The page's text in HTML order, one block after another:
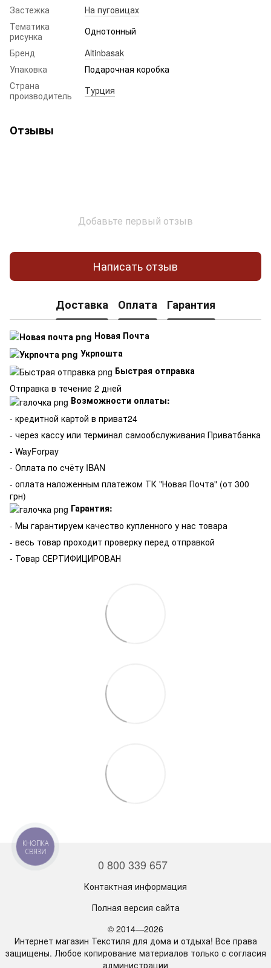
Застежка
На пуговицах
Тематика
рисунка
Однотонный
Бренд
Altinbasak
Упаковка
Подарочная коробка
Страна
производитель
Турция
Отзывы
Добавьте первый отзыв
Написать отзыв
Доставка Оплата Гарантия
Новая Почта
Укрпошта
Быстрая отправка
Отправка в течение 2 дней
Возможности оплаты:
- кредитной картой в приват24
- через кассу или терминал самообслуживания Приватбанка
- WayForpay
- Оплата по счёту IBAN
- оплата наложенным платежом ТК "Новая Почта" (от 300
грн)
Гарантия:
- Мы гарантируем качество купленного у нас товара
- весь товар проходит проверку перед отправкой
- Товар СЕРТИФИЦИРОВАН
0 800 339 657
Контактная информация
Полная версия сайта
© 2014—2026
Интернет магазин Текстиля для дома и отдыха! Все права
защищены. Любое копирование материалов только с согласия
администрации
КНОПКА
СВЯЗИ